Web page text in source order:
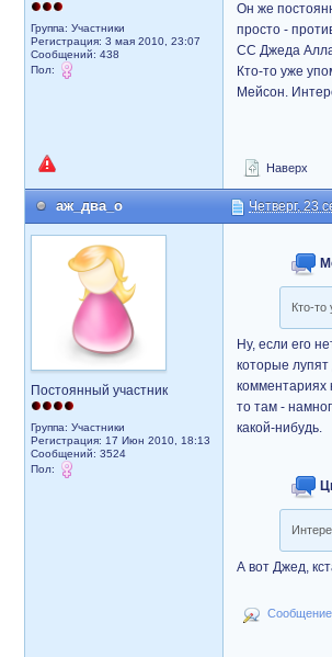
Группа: Участники
Регистрация: 3 мая 2010, 23:07
Сообщений: 438
Пол:
Он же
просто -
СС Джеда
Кто-то уже
Мейсон.
Наверх
аж_два_о Четверг, 23
Постоянный участник
Группа: Участники
Регистрация: 17 Июн 2010, 18:13
Сообщений: 3524
Пол:
Кто-то
Ну, если его
которые лупят
комментариях
то там -
какой-нибудь.
А вот Джед,
Сообщение